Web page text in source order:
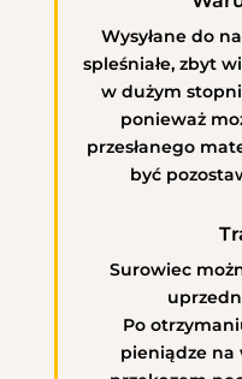
Wysyłane do
spleśniałe, zbyt
w dużym
ponieważ
przesłanego
być
Surowiec
Po
pieniądze na